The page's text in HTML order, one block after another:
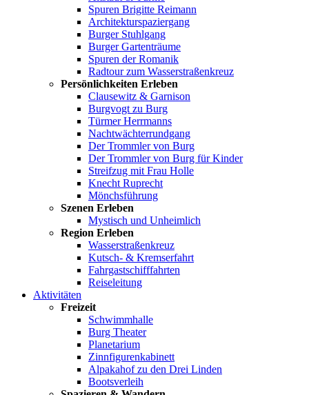
Spuren Brigitte Reimann
Architekturspaziergang
Burger Stuhlgang
Burger Gartenträume
Spuren der Romanik
Radtour zum Wasserstraßenkreuz
Persönlichkeiten Erleben
Clausewitz & Garnison
Burgvogt zu Burg
Türmer Herrmanns
Nachtwächterrundgang
Der Trommler von Burg
Der Trommler von Burg für Kinder
Streifzug mit Frau Holle
Knecht Ruprecht
Mönchsführung
Szenen Erleben
Mystisch und Unheimlich
Region Erleben
Wasserstraßenkreuz
Kutsch- & Kremserfahrt
Fahrgastschifffahrten
Reiseleitung
Aktivitäten
Freizeit
Schwimmhalle
Burg Theater
Planetarium
Zinnfigurenkabinett
Alpakahof zu den Drei Linden
Bootsverleih